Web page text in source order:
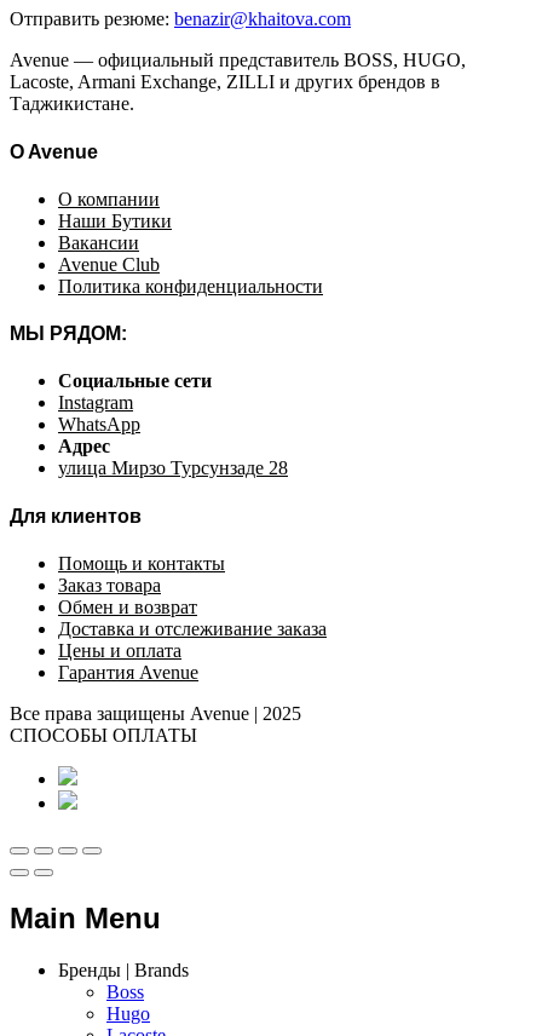
Отправить резюме: benazir@khaitova.com
Avenue — официальный представитель BOSS, HUGO,
Lacoste, Armani Exchange, ZILLI и других брендов в
Таджикистане.
O Avenue
О компании
Наши Бутики
Вакансии
Avenue Club
Политика конфиденциальности
МЫ РЯДОМ:
Социальные сети
Instagram
WhatsApp
Адрес
улица Мирзо Турсунзаде 28
Для клиентов
Помощь и контакты
Заказ товара
Обмен и возврат
Доставка и отслеживание заказа
Цены и оплата
Гарантия Avenue
Все права защищены Avenue | 2025
СПОСОБЫ ОПЛАТЫ
Main Menu
Бренды | Brands
Boss
Hugo